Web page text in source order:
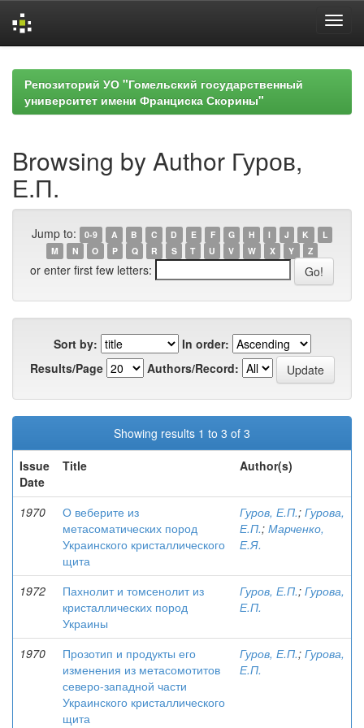
navigationРепозиторий УО "Гомельский государственный
университет имени Франциска Скорины"
Browsing by Author Гуров,
Е.П.
Jump to: 0-9 A B C D E F G H I J K
L
M
N O P Q R S T U V W X Y Z
or enter first few letters:
Sort by:
In order:
Results/Page
Authors/Record:
Showing results 1 to 3 of 3
Issue
Date
Title Author(s)
1970
О веберите из
метасоматических пород
Украинского кристаллического
щита
Гуров, Е.П.; Гурова,
Е.П.; Марченко,
Е.Я.
1972
Пахнолит и томсенолит из
кристаллических пород
Украины
Гуров, Е.П.; Гурова,
Е.П.
1970
Прозотип и продукты его
изменения из метасомотитов
северо-западной части
Украинского кристаллического
щита
Гуров, Е.П.; Гурова,
Е.П.